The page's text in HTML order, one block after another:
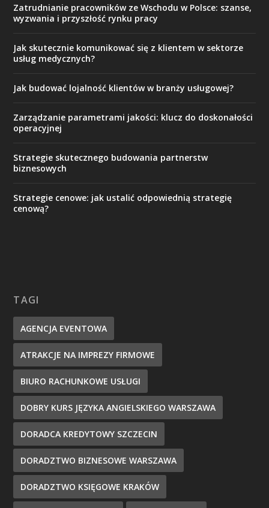
Zatrudnianie pracowników ze Wschodu w Polsce: szanse,
wyzwania i przyszłość rynku pracy
Jak skutecznie komunikować się z klientem w sektorze
usług medycznych?
Jak budować lojalność klientów w branży usługowej?
Zarządzanie parametrami jakości: klucz do doskonałości
operacyjnej
Strategie skutecznego budowania partnerstw
biznesowych
Strategie cenowe: jak ustalić odpowiednią strategię
cenową?
TAGI
AGENCJA EVENTOWA
ATRAKCJE NA IMPREZY FIRMOWE
BIURO RACHUNKOWE USŁUGI
DOBRY KURS JĘZYKA ANGIELSKIEGO WARSZAWA
DORADCA KREDYTOWY SZCZECIN
DORADZTWO BIZNESOWE WARSZAWA
DORADZTWO KSIĘGOWE KRAKÓW